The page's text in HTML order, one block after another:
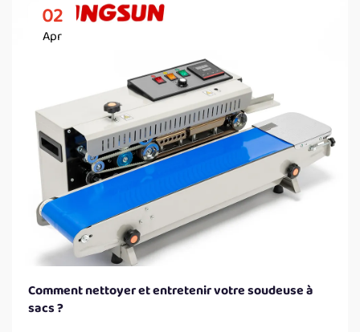
02
Apr
Comment nettoyer et entretenir votre soudeuse à
sacs ?